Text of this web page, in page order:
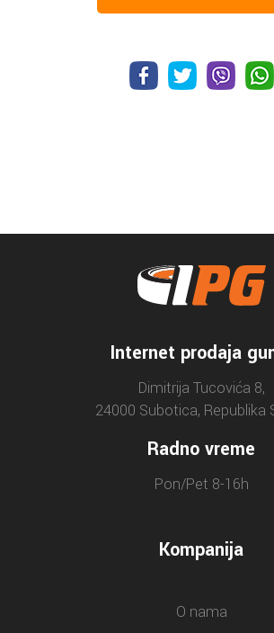
Internet prodaja
Dimitrija Tucovića 8,
24000 Subotica, Republika
Radno vreme
Pon/Pet 8-16h
Kompanija
O nama